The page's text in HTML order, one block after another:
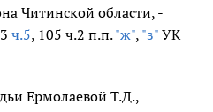
Читинской области, -
ч.5, 105 ч.2 п.п."ж", "з" УК
Ермолаевой Т.Д.,